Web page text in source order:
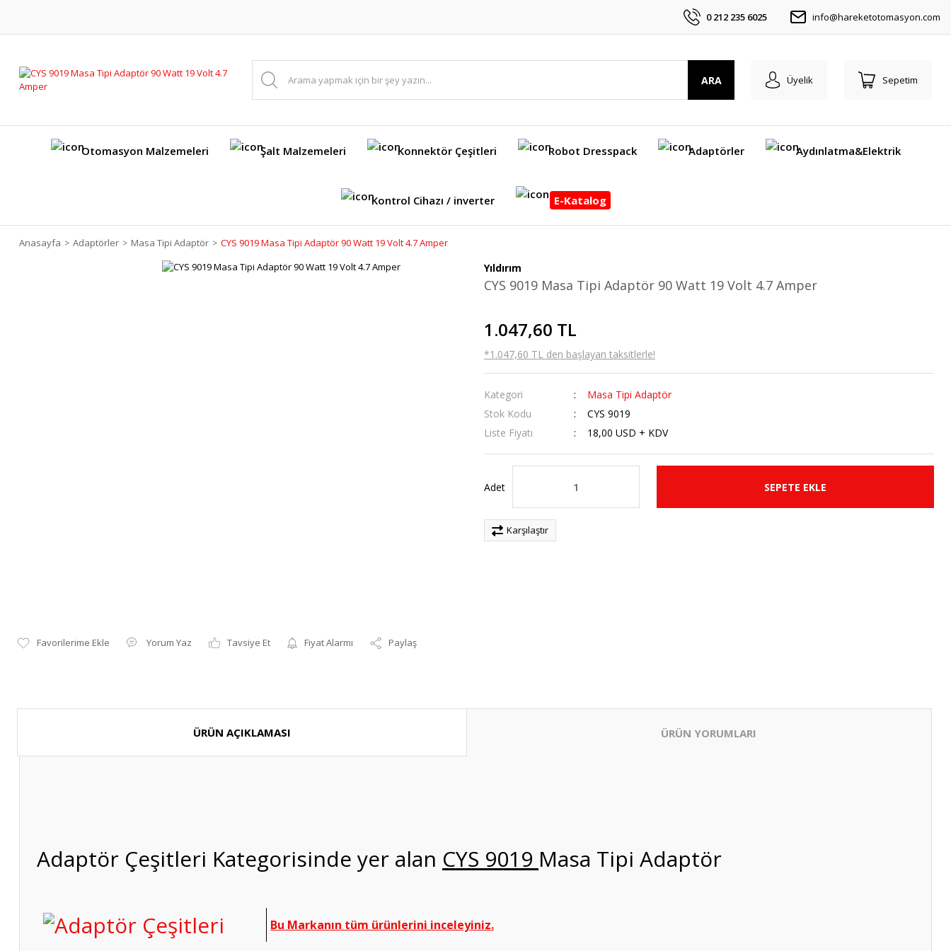
0 212 235 6025 info@hareketotomasyon.com
ARA Üyelik Sepetim
Otomasyon Malzemeleri Şalt Malzemeleri Konnektör Çeşitleri Robot Dresspack Adaptörler Aydınlatma&Elektrik
Kontrol Cihazı / inverter E-Katalog
Anasayfa Adaptörler Masa Tipi Adaptör CYS 9019 Masa Tipi Adaptör 90 Watt 19 Volt 4.7 Amper
Yorum Yaz Tavsiye Et Fiyat Alarmı Paylaş
Yıldırım
CYS 9019 Masa Tipi Adaptör 90 Watt 19 Volt 4.7 Amper
1.047,60 TL
*1.047,60 TL den başlayan taksitlerle!
Kategori
Masa Tipi Adaptör
Stok Kodu
CYS 9019
Liste Fiyatı
18,00 USD + KDV
Adet SEPETE EKLE
Karşılaştır
ÜRÜN AÇIKLAMASI ÜRÜN YORUMLARI
Adaptör Çeşitleri Kategorisinde yer alan CYS 9019 Masa Tipi Adaptör
Bu Markanın tüm ürünlerini inceleyiniz.